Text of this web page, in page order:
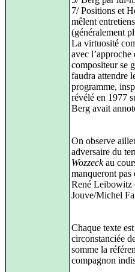
7/ Positions et
mêlent
(généralement
La virtuosité
avec
compositeur se
faudra attendre
programme,
révélé en 1977
Berg avait
On observe
adversaire du
Wozzeckau
manqueront pas
René Leibowitz
Jouve/Michel
Chaque texte
circonstanciée
somme la
compagnon